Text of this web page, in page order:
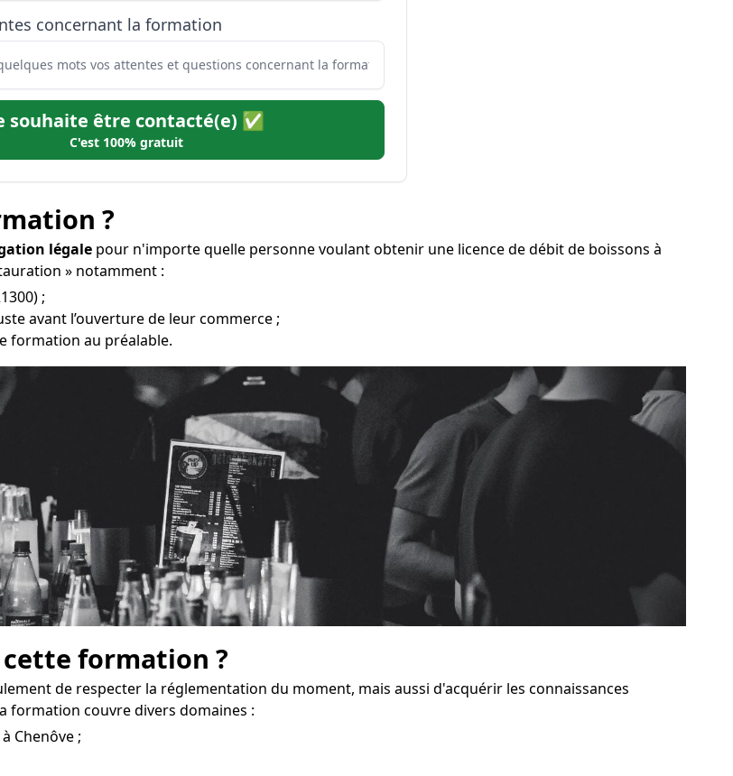
concernant la formation
souhaite être contacté(e) ✅
C'est 100% gratuit
?
légale pour n'importe quelle personne voulant obtenir une licence de débit de boissons à
» notamment :
;
avant l’ouverture de leur commerce ;
formation au préalable.
formation ?
de respecter la réglementation du moment, mais aussi d'acquérir les connaissances
formation couvre divers domaines :
Chenôve ;